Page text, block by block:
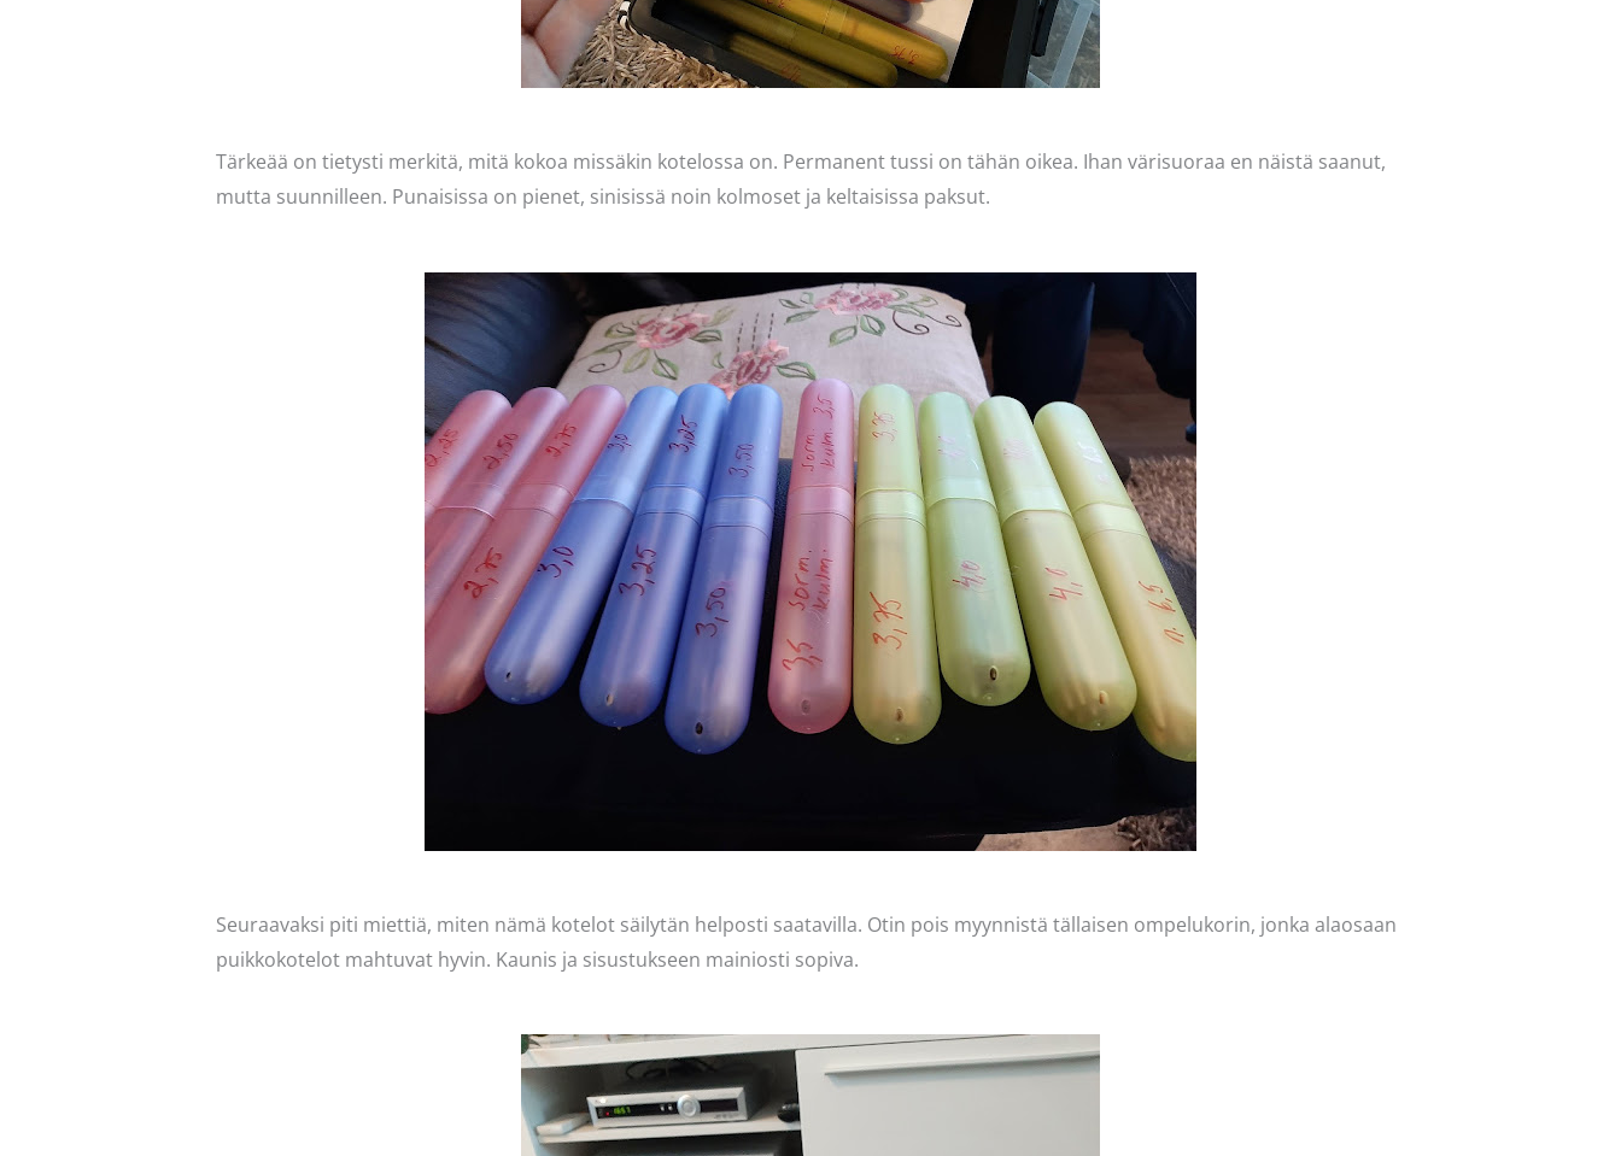
Tärkeää on tietysti merkitä, mitä kokoa missäkin kotelossa on. Permanent tussi on tähän oikea. Ihan värisuoraa en näistä saanut,
mutta suunnilleen. Punaisissa on pienet, sinisissä noin kolmoset ja keltaisissa paksut.
Seuraavaksi piti miettiä, miten nämä kotelot säilytän helposti saatavilla. Otin pois myynnistä tällaisen ompelukorin, jonka alaosaan
puikkokotelot mahtuvat hyvin. Kaunis ja sisustukseen mainiosti sopiva.